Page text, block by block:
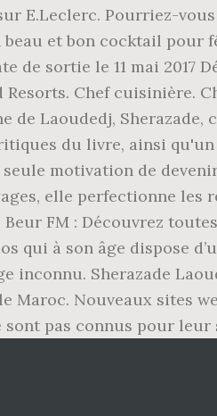
E.Leclerc. Pourriez-
et bon cocktail
de sortie le 11 mai
Chef cuisinière.
de Laoudedj,
du livre, ainsi
motivation de
elle perfectionne les
FM : Découvrez
qui à son âge dispose
inconnu. Sherazade
Maroc. Nouveaux sites
pas connus pour leur